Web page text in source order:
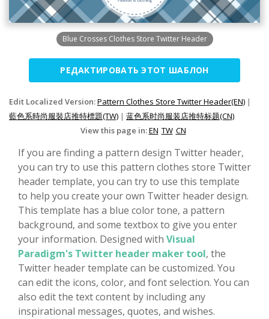
Blue Crosses Clothes Store Twitter Header
РЕДАКТИРОВАТЬ ЭТОТ ШАБЛОН
Edit Localized Version:Pattern Clothes Store Twitter Header(EN) |
藍色系時尚服裝店推特標題(TW) | 蓝色系时尚服装店推特标题(CN)
View this page in:EN TW CN
If you are finding a pattern design Twitter header,
you can try to use this pattern clothes store Twitter
header template, you can try to use this template
to help you create your own Twitter header design.
This template has a blue color tone, a pattern
background, and some textbox to give you enter
your information. Designed with Visual
Paradigm's Twitter header maker tool, the
Twitter header template can be customized. You
can edit the icons, color, and font selection. You can
also edit the text content by including any
inspirational messages, quotes, and wishes.